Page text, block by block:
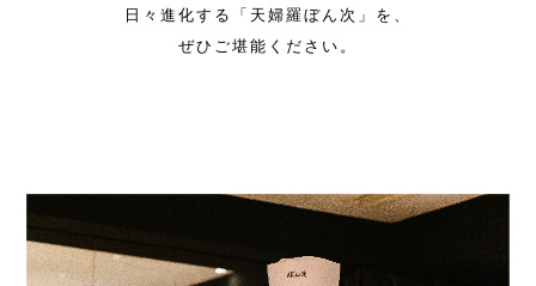
日々進化する「天婦羅ぼん次」を、
ぜひご堪能ください。